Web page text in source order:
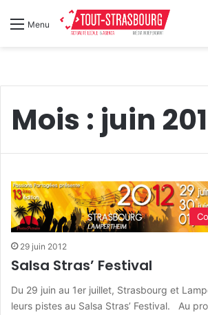
Menu
Mois : juin
29 juin 2012
Salsa Stras’ Festival
Du 29 juin au 1er juillet, Strasbourg et
leurs pistes au Salsa Stras’ Festival. Au